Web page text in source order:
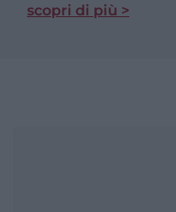
scopri di più >